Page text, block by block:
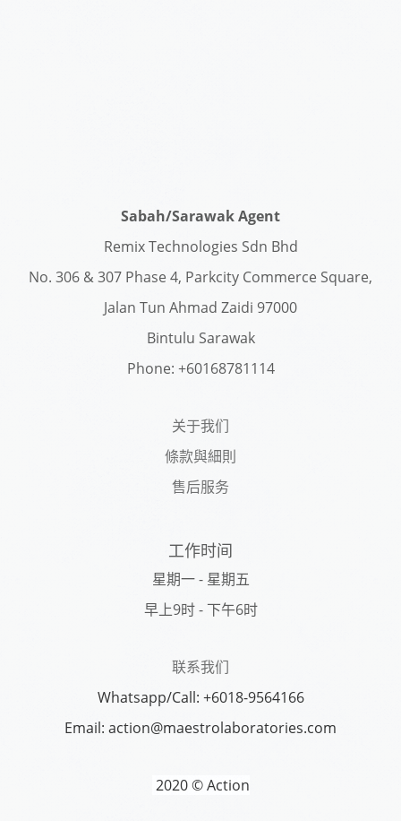
Sabah/Sarawak Agent
Remix Technologies Sdn Bhd
No. 306 & 307 Phase 4, Parkcity Commerce Square,
Jalan Tun Ahmad Zaidi 97000
Bintulu Sarawak
Phone: +60168781114
关于我们
條款與細則
售后服务
工作时间
星期一 - 星期五
早上9时 - 下午6时
联系我们
Whatsapp/Call: +6018-9564166
Email: action@maestrolaboratories.com
2020 © Action